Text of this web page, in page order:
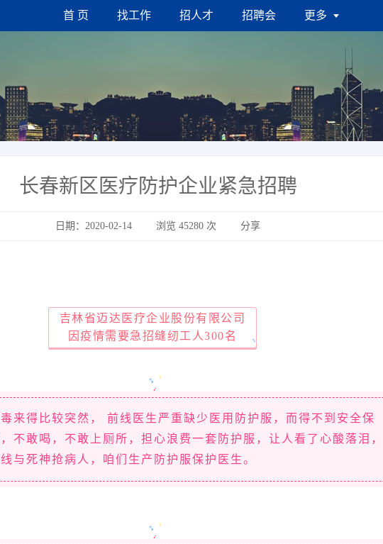
首 页 找工作 招人才 招聘会 更多
长春新区医疗防护企业紧急招聘
日期：2020-02-14 浏览 45280 次 分享
吉林省迈达医疗企业股份有限公司
因疫情需要急招缝纫工人300名
来得比较突然， 前线医生严重缺少医用防护服，而得不到安全保
不敢喝，不敢上厕所，担心浪费一套防护服，让人看了心酸落泪，
与死神抢病人，咱们生产防护服保护医生。